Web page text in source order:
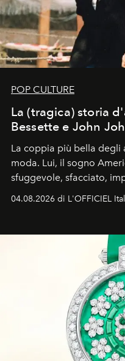
POP CULTURE
La (tragica) storia
Bessette e John
La coppia più bella degli
moda. Lui, il sogno
sfuggevole, sfacciato,
04.08.2026 di L'OFFICIEL